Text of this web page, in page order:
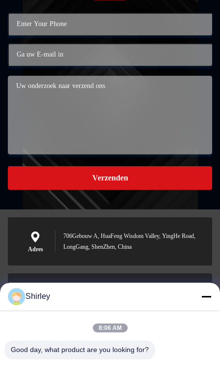
Verzenden
Adres
706Gebouw A, HuaFeng Wisdom Valley, YingHe Road,
LongGang, ShenZhen, China
0086-18148506772
Shirley
8:06 AM
Good day, what product are you looking for?